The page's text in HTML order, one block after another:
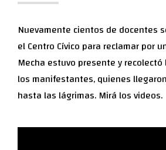
Nuevamente cientos de docentes
el Centro Cívico para reclamar por
Mecha estuvo presente y
los manifestantes, quienes
hasta las lágrimas. Mirá los videos.